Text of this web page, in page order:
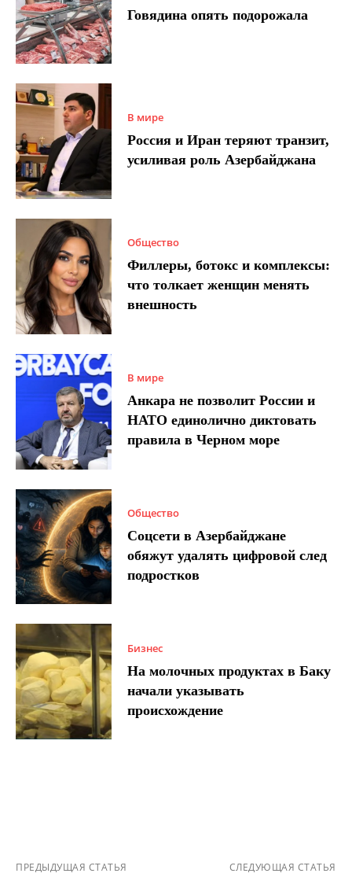
Говядина опять подорожала
В мире
Россия и Иран теряют транзит,
усиливая роль Азербайджана
Общество
Филлеры, ботокс и комплексы:
что толкает женщин менять
внешность
В мире
Анкара не позволит России и
НАТО единолично диктовать
правила в Черном море
Общество
Соцсети в Азербайджане
обяжут удалять цифровой след
подростков
Бизнес
На молочных продуктах в Баку
начали указывать
происхождение
ПРЕДЫДУЩАЯ СТАТЬЯ СЛЕДУЮЩАЯ СТАТЬЯ